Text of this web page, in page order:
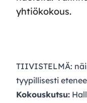
yhtiökokous.
TIIVISTELMÄ:
tyypillisesti etenee
Kokouskutsu: